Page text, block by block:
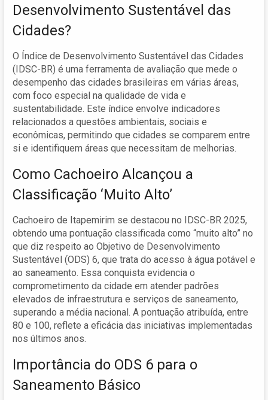
Desenvolvimento Sustentável das
Cidades?
O Índice de Desenvolvimento Sustentável das Cidades
(IDSC-BR) é uma ferramenta de avaliação que mede o
desempenho das cidades brasileiras em várias áreas,
com foco especial na qualidade de vida e
sustentabilidade. Este índice envolve indicadores
relacionados a questões ambientais, sociais e
econômicas, permitindo que cidades se comparem entre
si e identifiquem áreas que necessitam de melhorias.
Como Cachoeiro Alcançou a
Classificação ‘Muito Alto’
Cachoeiro de Itapemirim se destacou no IDSC-BR 2025,
obtendo uma pontuação classificada como “muito alto” no
que diz respeito ao Objetivo de Desenvolvimento
Sustentável (ODS) 6, que trata do acesso à água potável e
ao saneamento. Essa conquista evidencia o
comprometimento da cidade em atender padrões
elevados de infraestrutura e serviços de saneamento,
superando a média nacional. A pontuação atribuída, entre
80 e 100, reflete a eficácia das iniciativas implementadas
nos últimos anos.
Importância do ODS 6 para o
Saneamento Básico